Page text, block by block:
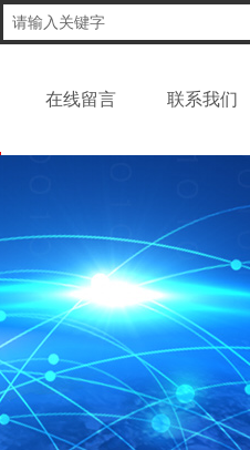
在线留言 联系我们